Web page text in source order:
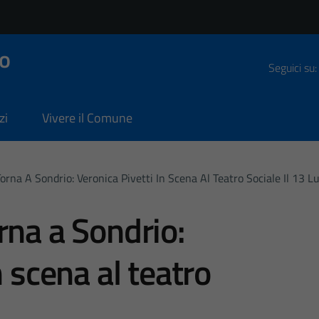
Seguici su:
Vivere il Comune
A Sondrio: Veronica Pivetti In Scena Al Teatro Sociale Il 13
a Sondrio:
al teatro